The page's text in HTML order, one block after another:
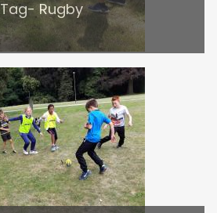
Tag- Rugby